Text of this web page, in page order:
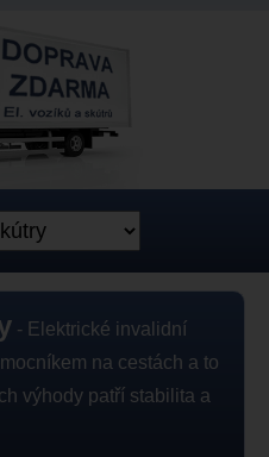
- Elektrické invalidní
na cestách a to
výhody patří stabilita a